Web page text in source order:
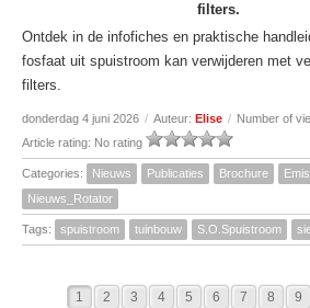
filters.
Ontdek in de infofiches en praktische
fosfaat uit spuistroom kan verwijderen met
filters.
donderdag 4 juni 2026 / Auteur: Elise / Number of
Article rating: No rating
Categories: Nieuws Publicaties Brochure
Nieuws_Rotator
Tags: spuistroom tuinbouw S.O.Spuistroom
1 2 3 4 5 6 7 8 9